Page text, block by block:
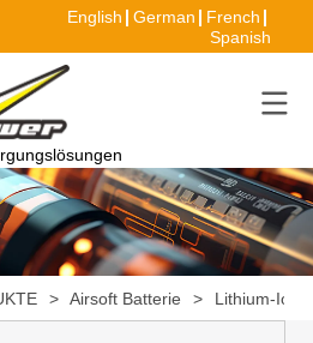
English German
French
Spanish
> Airsoft Batterie > Lithium-